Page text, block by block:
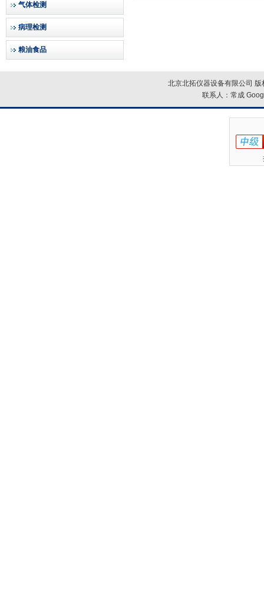
气体检测
病理检测
粮油食品
北京北拓仪器设备有限公司
联系人：常成